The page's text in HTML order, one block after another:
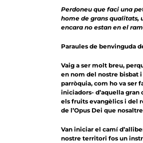
Perdoneu que faci una
home de grans qualitats,
encara no estan en el
Paraules de benvinguda
Vaig a ser molt breu,
en nom del nostre bisbat i
parròquia, com ho va ser
iniciadors- d’aquella
els fruits evangèlics i del
de l’Opus Dei que
Van iniciar el camí
nostre territori fos un